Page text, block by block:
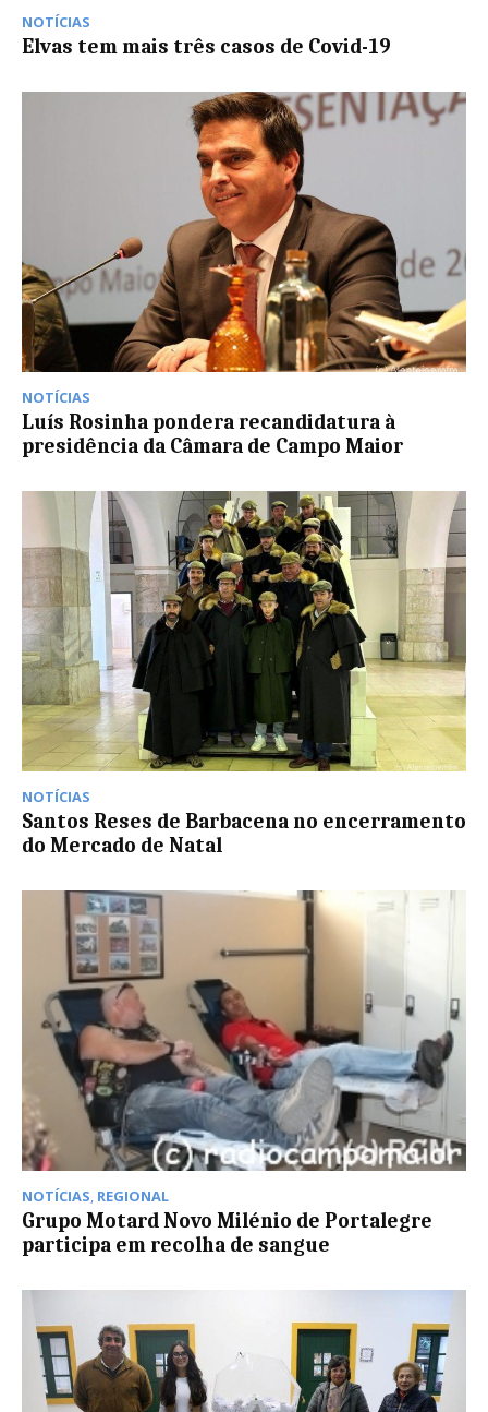
NOTÍCIAS
Elvas tem mais três casos de Covid-19
NOTÍCIAS
Luís Rosinha pondera recandidatura à
presidência da Câmara de Campo Maior
NOTÍCIAS
Santos Reses de Barbacena no encerramento
do Mercado de Natal
NOTÍCIAS, REGIONAL
Grupo Motard Novo Milénio de Portalegre
participa em recolha de sangue